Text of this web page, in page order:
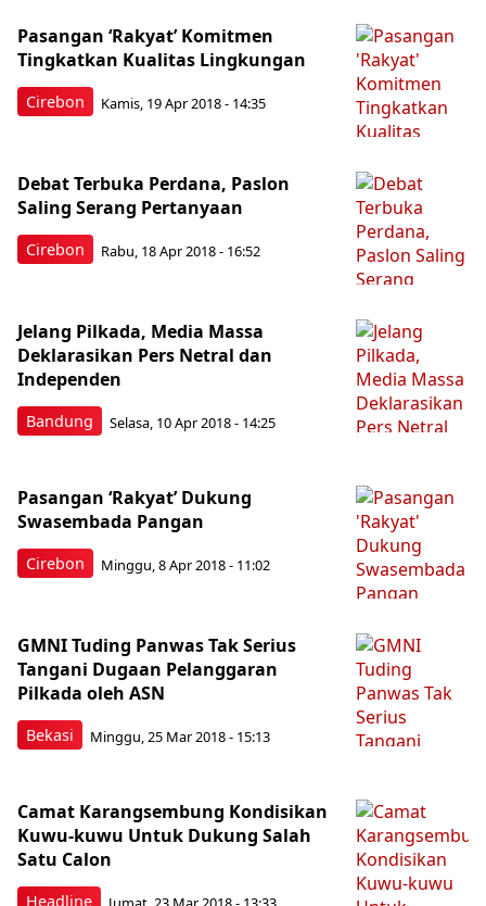
Cirebon
Pasangan ‘Rakyat’ Komitmen
Tingkatkan Kualitas Lingkungan
Kamis, 19 Apr 2018 - 14:35
Cirebon
Debat Terbuka Perdana, Paslon
Saling Serang Pertanyaan
Rabu, 18 Apr 2018 - 16:52
Bandung
Jelang Pilkada, Media Massa
Deklarasikan Pers Netral dan
Independen
Selasa, 10 Apr 2018 - 14:25
Cirebon
Pasangan ‘Rakyat’ Dukung
Swasembada Pangan
Minggu, 8 Apr 2018 - 11:02
Bekasi
GMNI Tuding Panwas Tak Serius
Tangani Dugaan Pelanggaran
Pilkada oleh ASN
Minggu, 25 Mar 2018 - 15:13
Headline
Camat Karangsembung Kondisikan
Kuwu-kuwu Untuk Dukung Salah
Satu Calon